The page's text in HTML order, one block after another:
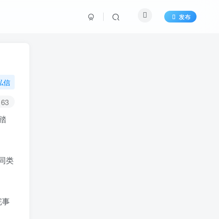
发布
信
63
类
事